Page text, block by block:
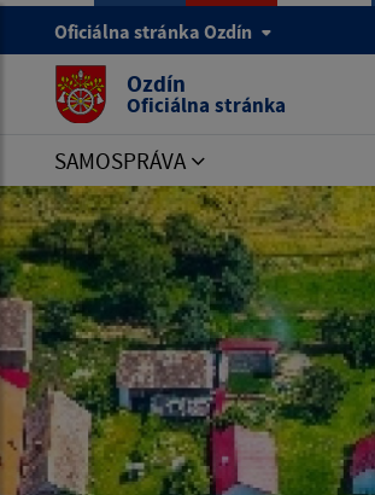
Oficiálna stránka Ozdín
Ozdín
Oficiálna stránka
SAMOSPRÁVA